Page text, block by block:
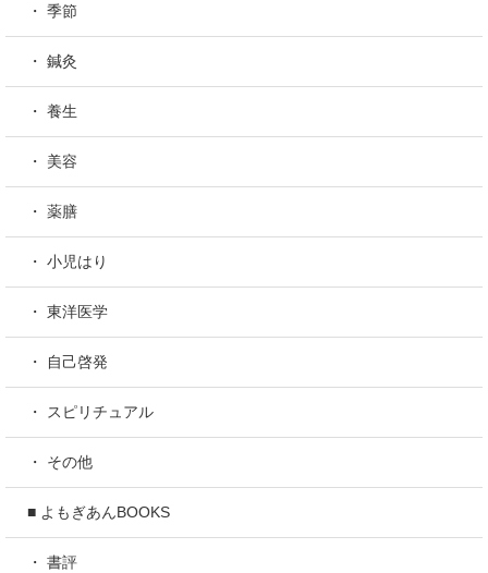
・ 季節
・ 鍼灸
・ 養生
・ 美容
・ 薬膳
・ 小児はり
・ 東洋医学
・ 自己啓発
・ スピリチュアル
・ その他
■ よもぎあんBOOKS
・ 書評